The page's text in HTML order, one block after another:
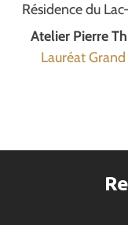
Résidence du
Atelier Pierre
Lauréat